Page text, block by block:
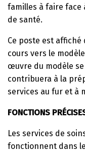
familles à faire face
de santé.
Ce poste est
cours vers le
œuvre du modèle
contribuera à la
services au fur et à
FONCTIONS
Les services de
fonctionnent dans